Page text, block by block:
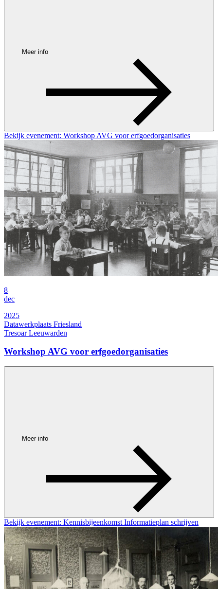
Meer info
Bekijk evenement: Workshop AVG voor erfgoedorganisaties
8
dec
2025
Datawerkplaats Friesland
Tresoar Leeuwarden
Workshop AVG voor erfgoedorganisaties
Meer info
Bekijk evenement: Kennisbijeenkomst Informatieplan schrijven